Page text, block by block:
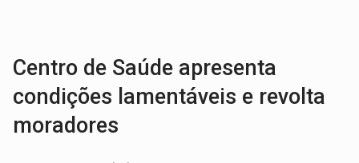
Centro de Saúde apresenta
condições lamentáveis e revolta
moradores